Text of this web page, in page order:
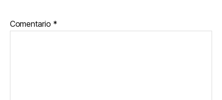
Comentario *